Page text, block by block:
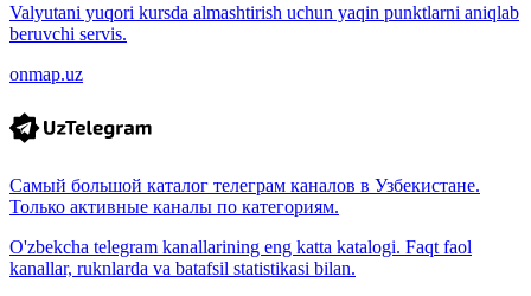
Valyutani yuqori kursda almashtirish uchun yaqin punktlarni aniqlab
beruvchi servis.
onmap.uz
Самый большой каталог телеграм каналов в Узбекистане.
Только активные каналы по категориям.
O'zbekcha telegram kanallarining eng katta katalogi. Faqt faol
kanallar, ruknlarda va batafsil statistikasi bilan.